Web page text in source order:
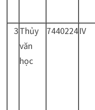
3Thủy
văn
học
7440224IV